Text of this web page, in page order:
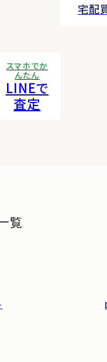
宅配
スマホでか
んたん
LINEで
査定
覧